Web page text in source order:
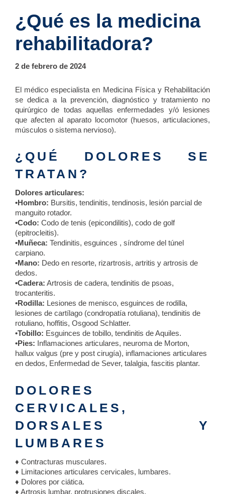
¿Qué es la medicina
rehabilitadora?
2 de febrero de 2024
El médico especialista en Medicina Física y Rehabilitación
se dedica a la prevención, diagnóstico y tratamiento no
quirúrgico de todas aquellas enfermedades y/ó lesiones
que afecten al aparato locomotor (huesos, articulaciones,
músculos o sistema nervioso).
¿QUÉ DOLORES SE
TRATAN?
Dolores articulares:
•Hombro: Bursitis, tendinitis, tendinosis, lesión parcial de
manguito rotador.
•Codo: Codo de tenis (epicondilitis), codo de golf
(epitrocleitis).
•Muñeca: Tendinitis, esguinces , síndrome del túnel
carpiano.
•Mano: Dedo en resorte, rizartrosis, artritis y artrosis de
dedos.
•Cadera: Artrosis de cadera, tendinitis de psoas,
trocanteritis.
•Rodilla: Lesiones de menisco, esguinces de rodilla,
lesiones de cartílago (condropatía rotuliana), tendinitis de
rotuliano, hoffitis, Osgood Schlatter.
•Tobillo: Esguinces de tobillo, tendinitis de Aquiles.
•Pies: Inflamaciones articulares, neuroma de Morton,
hallux valgus (pre y post cirugía), inflamaciones articulares
en dedos, Enfermedad de Sever, talalgia, fascitis plantar.
DOLORES
CERVICALES,
DORSALES Y
LUMBARES
♦ Contracturas musculares.
♦ Limitaciones articulares cervicales, lumbares.
♦ Dolores por ciática.
♦ Artrosis lumbar, protrusiones discales.